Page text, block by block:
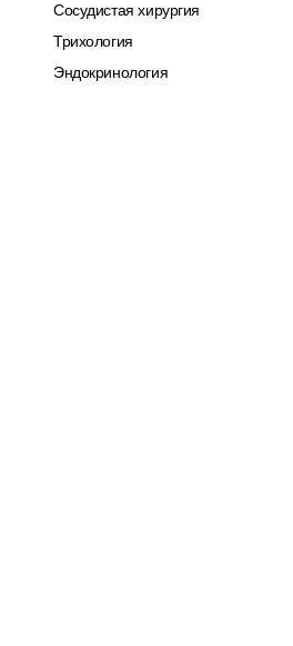
Сосудистая хирургия
Трихология
Эндокринология